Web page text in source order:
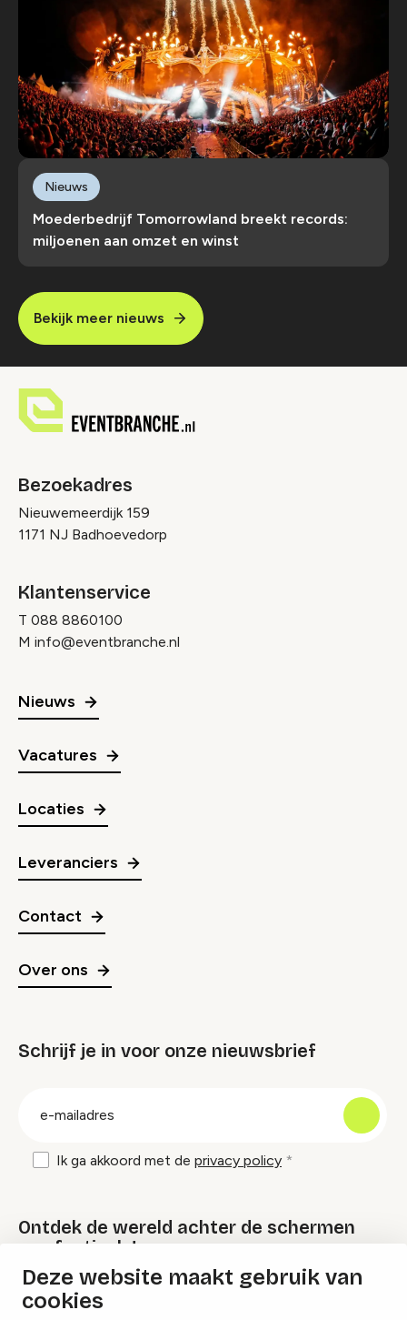
Deze website maakt gebruik van
cookies
Moederbedrijf Tomorrowland breekt records:
miljoenen aan omzet en winst
Nieuws
Bekijk meer nieuws
Bezoekadres
Nieuwemeerdijk 159
1171 NJ Badhoevedorp
Klantenservice
T 088 8860100
M info@eventbranche.nl
Nieuws
Vacatures
Locaties
Leveranciers
Contact
Over ons
Schrijf je in voor onze nieuwsbrief
Ik ga akkoord met de privacy policy
Ontdek de wereld achter de schermen
van festivals!
Lees onze Festival Specials